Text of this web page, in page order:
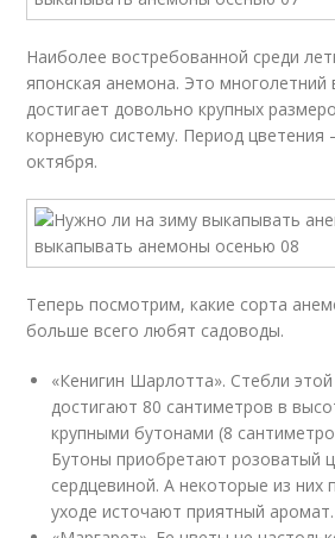
Наиболее востребованной среди
японская анемона. Это многолетний
достигает довольно крупных
корневую систему. Период цветения
октября.
Теперь посмотрим, какие сорта
больше всего любят садоводы.
«Кенигин Шарлотта». Стебли
достигают 80 сантиметров в
крупными бутонами (8
Бутоны приобретают розоватый
сердцевиной. А некоторые из них
уходе источают приятный аромат.